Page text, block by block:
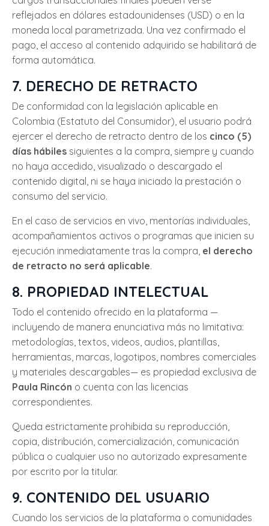
reflejados en dólares estadounidenses (USD) o en la
moneda local parametrizada. Una vez confirmado el
pago, el acceso al contenido adquirido se habilitará de
forma automática.
7. DERECHO DE RETRACTO
De conformidad con la legislación aplicable en
Colombia (Estatuto del Consumidor), el usuario podrá
ejercer el derecho de retracto dentro de los cinco (5)
días hábiles siguientes a la compra, siempre y cuando
no haya accedido, visualizado o descargado el
contenido digital, ni se haya iniciado la prestación o
consumo del servicio.
En el caso de servicios en vivo, mentorías individuales,
acompañamientos activos o programas que inicien su
ejecución inmediatamente tras la compra, el derecho
de retracto no será aplicable.
8. PROPIEDAD INTELECTUAL
Todo el contenido ofrecido en la plataforma —
incluyendo de manera enunciativa más no limitativa:
metodologías, textos, videos, audios, plantillas,
herramientas, marcas, logotipos, nombres comerciales
y materiales descargables— es propiedad exclusiva de
Paula Rincón o cuenta con las licencias
correspondientes.
Queda estrictamente prohibida su reproducción,
copia, distribución, comercialización, comunicación
pública o cualquier uso no autorizado expresamente
por escrito por la titular.
9. CONTENIDO DEL USUARIO
Cuando los servicios de la plataforma o comunidades